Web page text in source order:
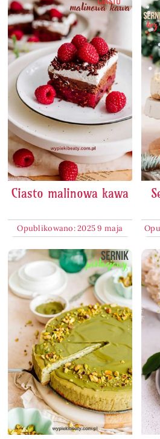
Ciasto malinowa kawa
Opublikowano: 2025 9 maja